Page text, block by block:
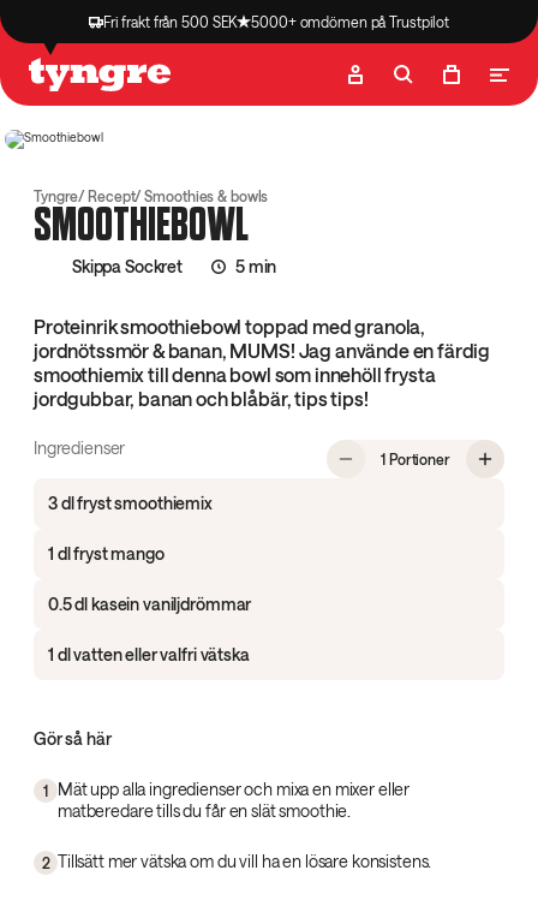
Fri frakt från 500 SEK 5000+ omdömen på Trustpilot
Butik Recept
Tyngre Recept Smoothies & bowls
SMOOTHIEBOWL
Skippa Sockret 5 min
Proteinrik smoothiebowl toppad med granola,
jordnötssmör & banan, MUMS! Jag använde en färdig
smoothiemix till denna bowl som innehöll frysta
jordgubbar, banan och blåbär, tips tips!
Ingredienser
1 Portioner,
3 dl fryst smoothiemix
1 dl fryst mango
0.5 dl kasein vaniljdrömmar
1 dl vatten eller valfri vätska
Gör så här
1
Mät upp alla ingredienser och mixa en mixer eller
matberedare tills du får en slät smoothie.
2 Tillsätt mer vätska om du vill ha en lösare konsistens.